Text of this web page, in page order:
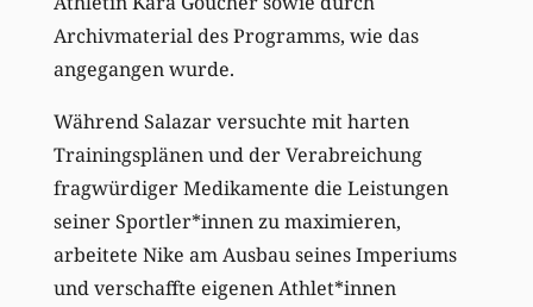
Archivmaterial des Programms, wie das
angegangen wurde.
Während Salazar versuchte mit harten
Trainingsplänen und der Verabreichung
fragwürdiger Medikamente die Leistungen
seiner Sportler*innen zu maximieren,
arbeitete Nike am Ausbau seines Imperiums
und verschaffte eigenen Athlet*innen